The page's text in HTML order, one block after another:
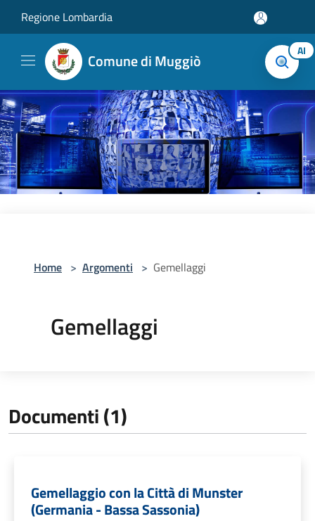
Regione Lombardia
Comune di Muggiò AI
Home > Argomenti > Gemellaggi
Gemellaggi
Documenti (1)
Gemellaggio con la Città di Munster
(Germania - Bassa Sassonia)